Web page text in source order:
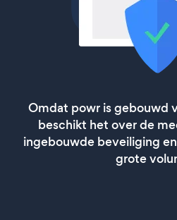
Omdat powr is gebouwd
beschikt het over de
ingebouwde beveiliging
grote